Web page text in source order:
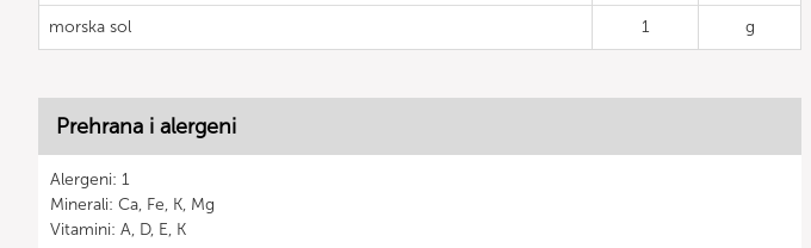
morska sol 1 g
Prehrana i alergeni
Alergeni: 1
Minerali: Ca, Fe, K, Mg
Vitamini: A, D, E, K